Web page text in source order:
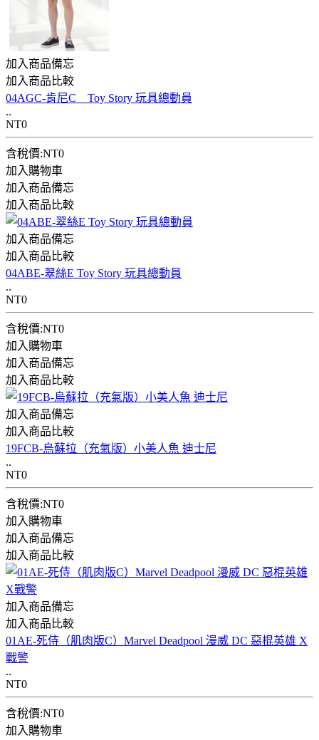
加入商品備忘
加入商品比較
04AGC-肯尼C Toy Story 玩具總動員
..
NT0
含稅價:NT0
加入購物車
加入商品備忘
加入商品比較
加入商品備忘
加入商品比較
04ABE-翠絲E Toy Story 玩具總動員
..
NT0
含稅價:NT0
加入購物車
加入商品備忘
加入商品比較
加入商品備忘
加入商品比較
19FCB-烏蘇拉（充氣版）小美人魚 迪士尼
..
NT0
含稅價:NT0
加入購物車
加入商品備忘
加入商品比較
加入商品備忘
加入商品比較
01AE-死侍（肌肉版C）Marvel Deadpool 漫威 DC 惡棍英雄 X
戰警
..
NT0
含稅價:NT0
加入購物車